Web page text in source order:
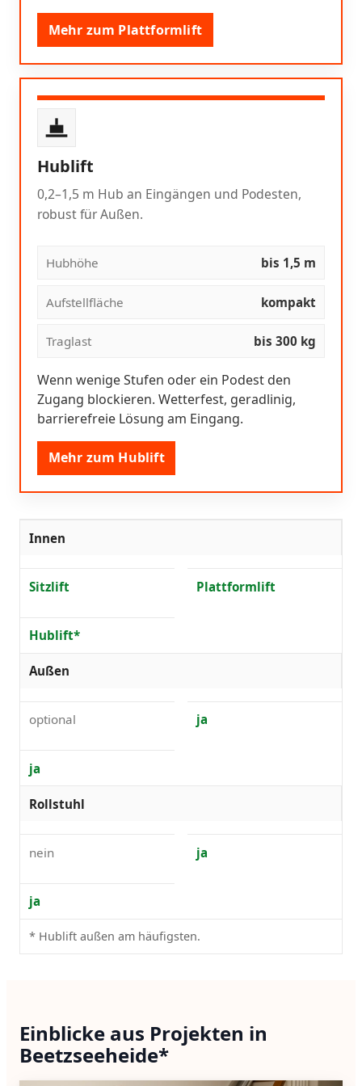
Mehr zum Plattformlift
Hublift
0,2–1,5 m Hub an Eingängen und Podesten,
robust für Außen.
Hubhöhe bis 1,5 m
Aufstellfläche kompakt
Traglast bis 300 kg
Wenn wenige Stufen oder ein Podest den
Zugang blockieren. Wetterfest, geradlinig,
barrierefreie Lösung am Eingang.
Mehr zum Hublift
Innen
Sitzlift Plattformlift
Hublift*
Außen
optional ja
ja
Rollstuhl
nein ja
ja
* Hublift außen am häufigsten.
Einblicke aus Projekten in
Beetzseeheide*